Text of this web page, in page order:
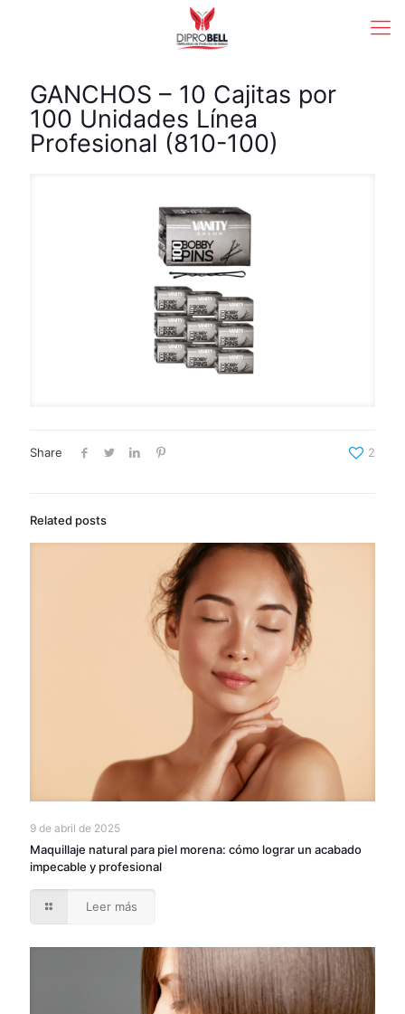
GANCHOS – 10 Cajitas por
100 Unidades Línea
Profesional (810-100)
Share 2
Related posts
9 de abril de 2025
Maquillaje natural para piel morena: cómo lograr un acabado
impecable y profesional
Leer más